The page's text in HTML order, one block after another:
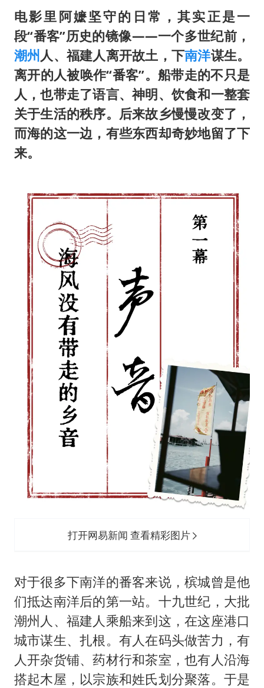
电影里阿嬷坚守的日常，其实正是一
段“番客”历史的镜像——一个多世纪前，
潮州人、福建人离开故土，下南洋谋生。
离开的人被唤作“番客”。船带走的不只是
人，也带走了语言、神明、饮食和一整套
关于生活的秩序。后来故乡慢慢改变了，
而海的这一边，有些东西却奇妙地留了下
来。
打开网易新闻 查看精彩图片
对于很多下南洋的番客来说，槟城曾是他
们抵达南洋后的第一站。十九世纪，大批
潮州人、福建人乘船来到这，在这座港口
城市谋生、扎根。有人在码头做苦力，有
人开杂货铺、药材行和茶室，也有人沿海
搭起木屋，以宗族和姓氏划分聚落。于是